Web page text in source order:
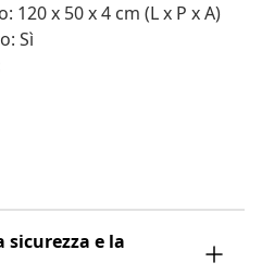
120 x 50 x 4 cm (L x P x A)
Sì
e la